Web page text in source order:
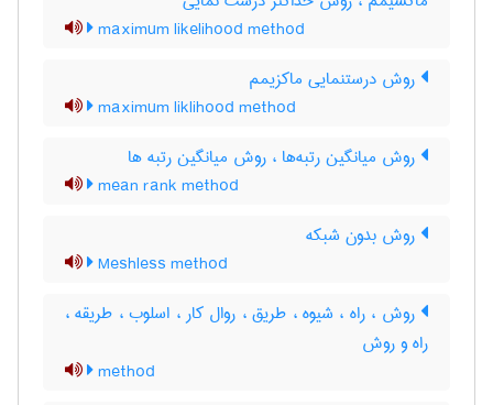
maximum likelihood method
روش درستنمایی ماکزیمم
maximum liklihood method
روش میانگین رتبه‌ها ، روش میانگین رتبه ها
mean rank method
روش بدون شبکه
Meshless method
روش ، راه ، شیوه ، طریق ، روال کار ، اسلوب ، طریقه ،
راه و روش
method